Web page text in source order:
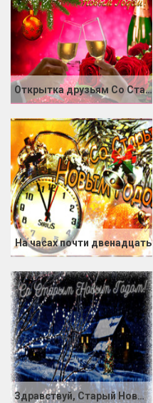
Открытка друзьям Со Старым Новым годом
На часах почти двенадцать
Здравствуй, Старый Новый год!